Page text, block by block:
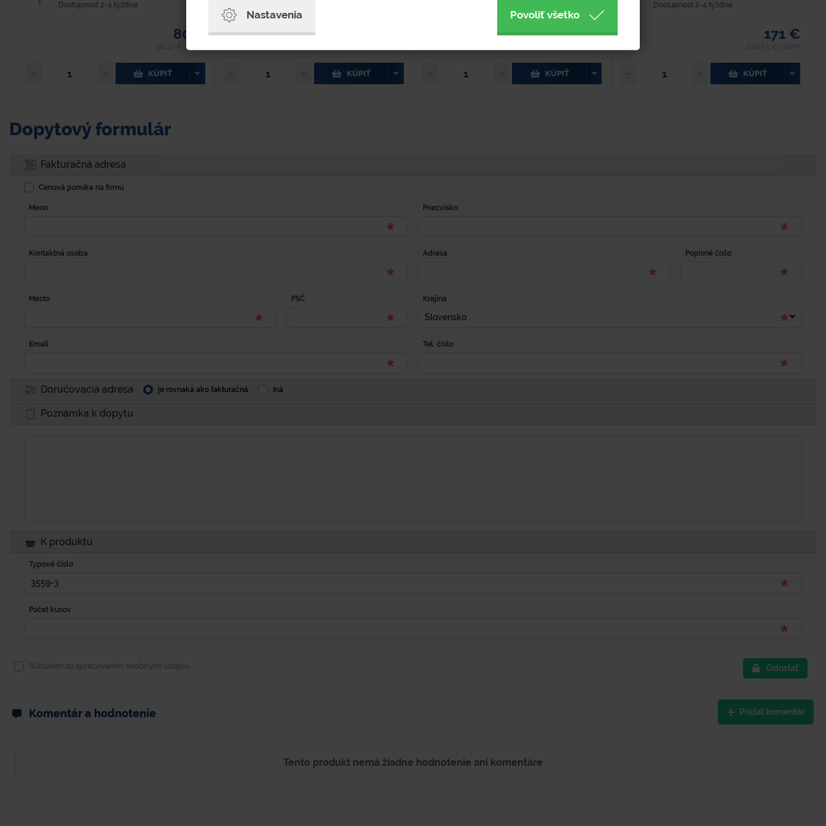
Dostupnosť 2-4 týždne
80 €
98,40 € s DPH
KÚPIŤ KÚPIŤ
42 €
KÚPIŤ
Dostupnosť 2-4 týždne
171 €
KÚPIŤ
Dopytový formulár
Fakturačná adresa
Cenová ponuka na firmu
Meno Priezvisko
Kontaktná osoba Adresa Popisné číslo
Mesto PSČ Krajina
Slovensko
Email Tel. číslo
Doručovacia adresa je rovnaká ako fakturačná Iná
Poznámka k dopytu
K produktu
Typové číslo
Počet kusov
Súhlasím so spracovaním osobných údajov. Odoslať
Komentár a hodnotenie Pridať komentár
Tento produkt nemá žiadne hodnotenie ani komentáre
Nastavenia Povoliť všetko